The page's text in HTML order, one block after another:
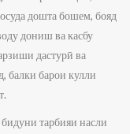
дошта бошем, бояд
дониш ва касбу
дастурӣ ва
балки барои кулли
тарбияи насли